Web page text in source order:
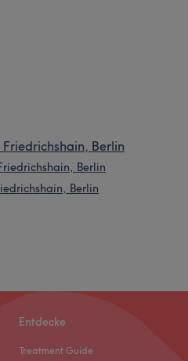
Berlin
Berlin
Berlin
Entdecke
Treatment Guide